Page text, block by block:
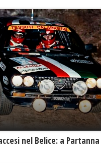
nel Belice: a